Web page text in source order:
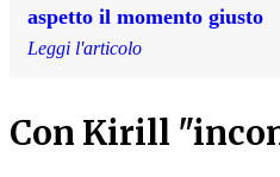
aspetto il momento giusto
Leggi l'articolo
Con Kirill